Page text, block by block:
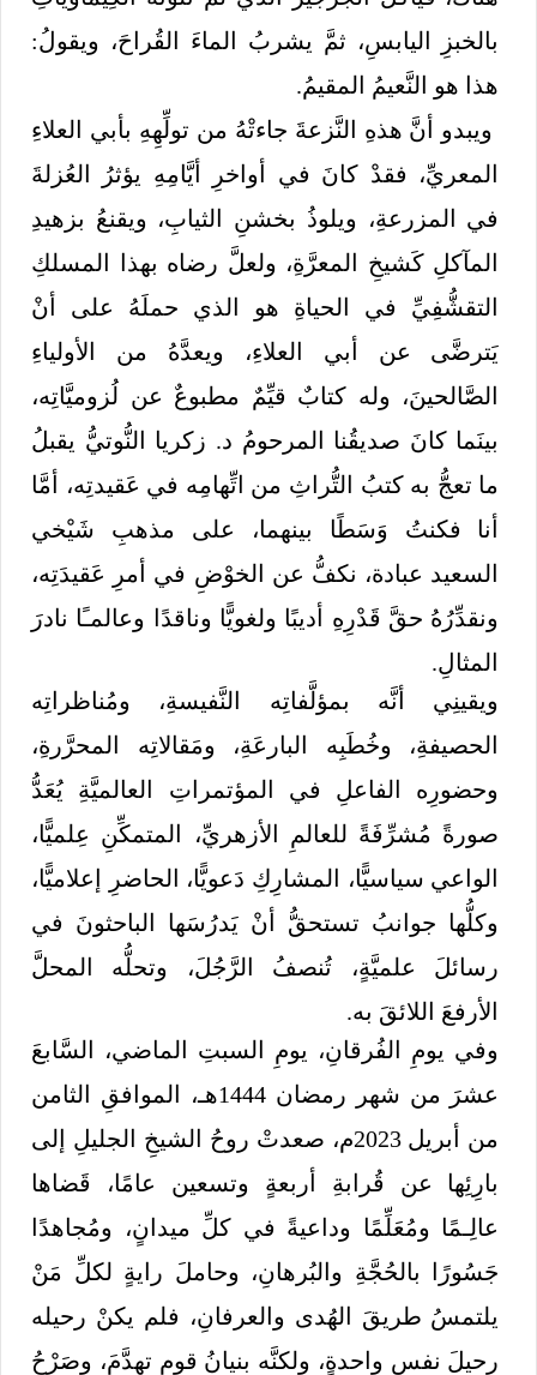
بالخبزِ اليابسِ، ثمَّ يشربُ الماءَ القُراحَ، ويقولُ:
هذا هو النَّعيمُ المقيمُ.
ويبدو أنَّ هذهِ النَّزعةَ جاءتْهُ من تولِّهِهِ بأبي العلاءِ
المعريِّ، فقدْ كانَ في أواخرِ أيَّامِهِ يؤثرُ العُزلةَ
في المزرعةِ، ويلوذُ بخشنِ الثيابِ، ويقنعُ بزهيدِ
المآكلِ كَشيخِ المعرَّةِ، ولعلَّ رضاه بهذا المسلكِ
التقشُّفِيِّ في الحياةِ هو الذي حملَهُ على أنْ
يَترضَّى عن أبي العلاءِ، ويعدَّهُ من الأولياءِ
الصَّالحينَ، وله كتابٌ قيِّمٌ مطبوعٌ عن لُزوميَّاتِه،
بينَما كانَ صديقُنا المرحومُ د. زكريا النُّوتيُّ يقبلُ
ما تعجُّ به كتبُ التُّراثِ من اتِّهامِه في عَقيدتِه، أمَّا
أنا فكنتُ وَسَطًا بينهما، على مذهبِ شَيْخي
السعيد عبادة، نكفُّ عن الخوْضِ في أمرِ عَقيدَتِه،
ونقدِّرُهُ حقَّ قَدْرِهِ أديبًا ولغويًّا وناقدًا وعالمـًا نادرَ
المثالِ.
ويقينِي أنَّه بمؤلَّفاتِه النَّفيسةِ، ومُناظراتِه
الحصيفةِ، وخُطَبِه البارعَةِ، ومَقالاتِه المحرَّرةِ،
وحضورِه الفاعلِ في المؤتمراتِ العالميَّةِ يُعَدُّ
صورةً مُشرِّفَةً للعالمِ الأزهريِّ، المتمكِّنِ عِلميًّا،
الواعي سياسيًّا، المشارِكِ دَعويًّا، الحاضرِ إعلاميًّا،
وكلُّها جوانبُ تستحقُّ أنْ يَدرُسَها الباحثونَ في
رسائلَ علميَّةٍ، تُنصفُ الرَّجُلَ، وتحلُّه المحلَّ
الأرفعَ اللائقَ به.
وفي يومِ الفُرقانِ، يومِ السبتِ الماضي، السَّابعَ
عشرَ من شهر رمضان 1444هـ، الموافقِ الثامن
من أبريل 2023م، صعدتْ روحُ الشيخِ الجليلِ إلى
بارِئِها عن قُرابةِ أربعةٍ وتسعين عامًا، قَضاها
عالِـمًا ومُعَلِّمًا وداعيةً في كلِّ ميدانٍ، ومُجاهدًا
جَسُورًا بالحُجَّةِ والبُرهانِ، وحاملَ رايةٍ لكلِّ مَنْ
يلتمسُ طريقَ الهُدى والعرفانِ، فلم يكنْ رحيله
رحيلَ نفسٍ واحدةٍ، ولكنَّه بنيانُ قومٍ تهدَّمَ، وصَرْحُ